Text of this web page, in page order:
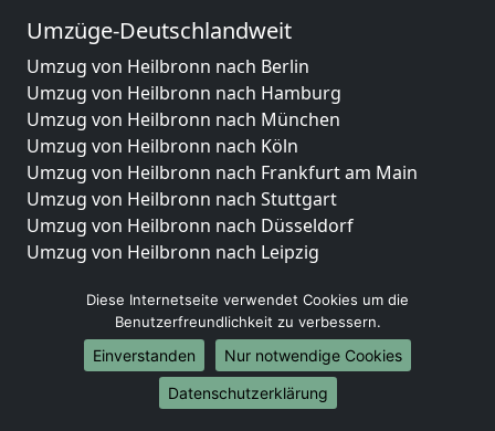
Umzüge-Deutschlandweit
Umzug von Heilbronn nach Berlin
Umzug von Heilbronn nach Hamburg
Umzug von Heilbronn nach München
Umzug von Heilbronn nach Köln
Umzug von Heilbronn nach Frankfurt am Main
Umzug von Heilbronn nach Stuttgart
Umzug von Heilbronn nach Düsseldorf
Umzug von Heilbronn nach Leipzig
Umzug von Heilbronn nach Essen
Umzug von Heilbronn nach Bremen
Umzug von Heilbronn nach Dresden
Umzug von Heilbronn nach Hannover
Umzug von Heilbronn nach Nürnberg
Diese Internetseite verwendet Cookies um die
Benutzerfreundlichkeit zu verbessern.
Einverstanden
Nur notwendige Cookies
Datenschutzerklärung